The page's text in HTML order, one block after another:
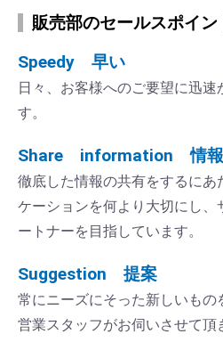
販売部のセールスポイン
Speedy 早い
日々、お客様へのご要望に迅速
す。
Share information 情報
徹底した情報の共有をするにあ
ケーションを何より大切にし
ートナーを目指しています。
Suggestion 提案
常にニーズにそった新しいもの
営業スタッフがお伺いさせて頂